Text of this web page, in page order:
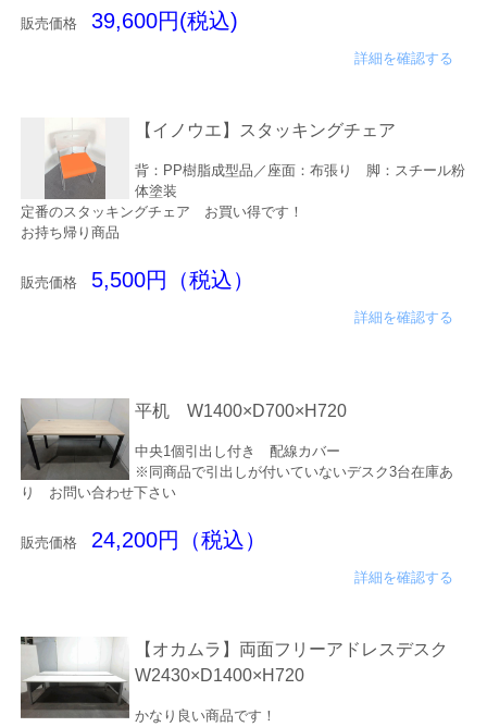
販売価格 39,600円(税込)
詳細を確認する
【イノウエ】スタッキングチェア
背：PP樹脂成型品／座面：布張り 脚：スチール粉
体塗装
定番のスタッキングチェア お買い得です！
お持ち帰り商品
販売価格 5,500円（税込）
詳細を確認する
平机 W1400×D700×H720
中央1個引出し付き 配線カバー
※同商品で引出しが付いていないデスク3台在庫あ
り お問い合わせ下さい
販売価格 24,200円（税込）
詳細を確認する
【オカムラ】両面フリーアドレスデスク
W2430×D1400×H720
かなり良い商品です！